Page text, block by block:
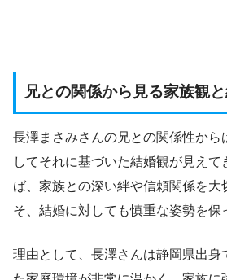
兄との関係から見る家族観
長澤まさみさんの兄との関係性から
してそれに基づいた結婚観が見えて
ば、家族との深い絆や信頼関係を大
そ、結婚に対しても慎重な姿勢を保
理由として、長澤さんは静岡県出身